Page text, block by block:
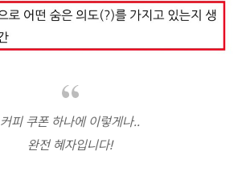
커피 쿠폰 하나에 이렇게나..
완전 혜자입니다!